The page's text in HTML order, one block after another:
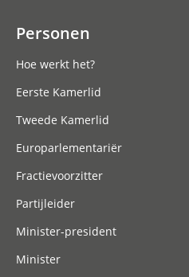
Personen
Hoe werkt het?
Eerste Kamerlid
Tweede Kamerlid
Europarlementariër
Fractievoorzitter
Partijleider
Minister-president
Minister